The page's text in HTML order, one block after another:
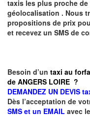
taxis les plus proche
géolocalisation . Nous
propositions de prix
et recevez un SMS de
Besoin d’un taxi au
de ANGERS LOIRE ?
DEMANDEZ UN DEVIS
Dès l’acceptation de
SMS et un EMAIL avec